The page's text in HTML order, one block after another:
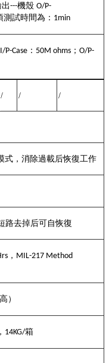
出---機殼 O/P-
測試時間為： 1min
I/P-Case ： 50M ohms ； O/P-
/ / /
式，消除過載后恢復工作
路去掉后可自恢復
， MIL-217 Method
高）
14KG/箱